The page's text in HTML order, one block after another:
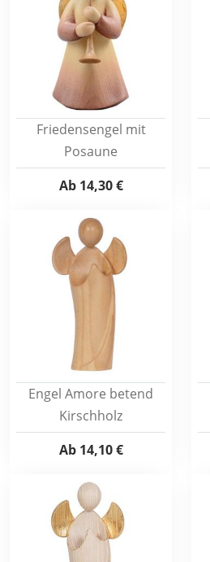
Friedensengel mit
Posaune
Ab14,30 €
Engel Amore betend
Kirschholz
Ab14,10 €